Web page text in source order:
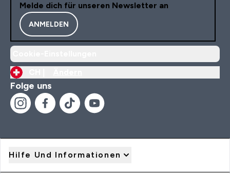
Melde dich für unseren Newsletter an
ANMELDEN
Folge uns
Hilfe Und Informationen